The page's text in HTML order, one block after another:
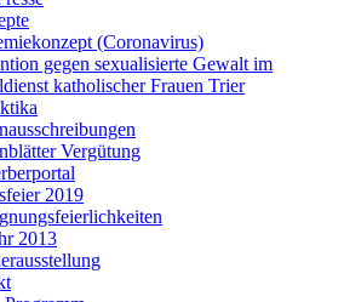
(Coronavirus)
gegen sexualisierte Gewalt im
katholischer Frauen Trier
Vergütung
2019
2013